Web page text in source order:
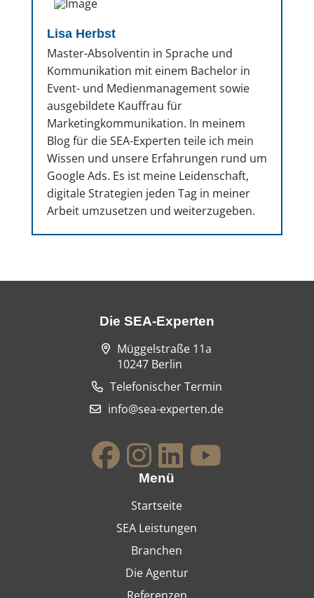
Lisa Herbst
Master-Absolventin in Sprache und
Kommunikation mit einem Bachelor in
Event- und Medienmanagement sowie
ausgebildete Kauffrau für
Marketingkommunikation. In meinem
Blog für die SEA-Experten teile ich mein
Wissen und unsere Erfahrungen rund um
Google Ads. Es ist meine Leidenschaft,
digitale Strategien jeden Tag in meiner
Arbeit umzusetzen und weiterzugeben.
Die SEA-Experten
Müggelstraße 11a
10247 Berlin
Telefonischer Termin
info@sea-experten.de
Menü
Startseite
SEA Leistungen
Branchen
Die Agentur